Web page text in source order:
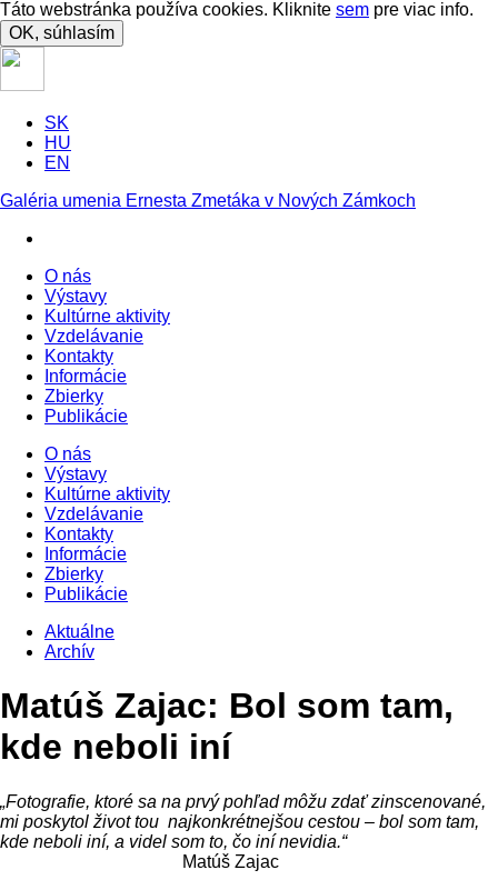
Táto webstránka používa cookies. Kliknite sem pre viac info.
OK, súhlasím
SK
HU
EN
Galéria umenia Ernesta Zmetáka v Nových Zámkoch
O nás
Výstavy
Kultúrne aktivity
Vzdelávanie
Kontakty
Informácie
Zbierky
Publikácie
O nás
Výstavy
Kultúrne aktivity
Vzdelávanie
Kontakty
Informácie
Zbierky
Publikácie
Aktuálne
Archív
Matúš Zajac: Bol som tam,
kde neboli iní
„Fotografie, ktoré sa na prvý pohľad môžu zdať zinscenované,
mi poskytol život tou najkonkrétnejšou cestou – bol som tam,
kde neboli iní, a videl som to, čo iní nevidia.“
Matúš Zajac